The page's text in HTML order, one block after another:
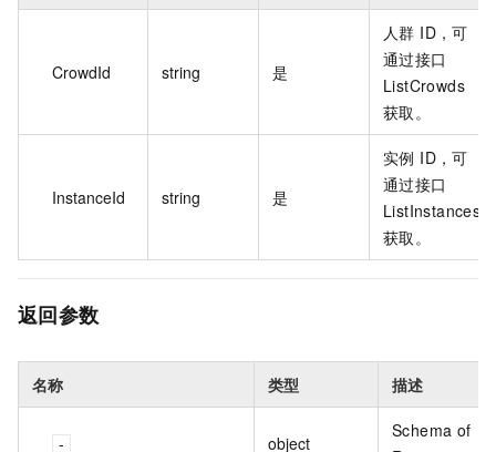
CrowdId string 是
人群 ID，可
通过接口
ListCrowds
获取。
InstanceId string 是
实例 ID，可
通过接口
ListInstances
获取。
返回参数
名称 类型 描述
object
Schema of